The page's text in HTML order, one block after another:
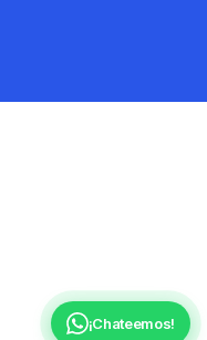
¡Chateemos!